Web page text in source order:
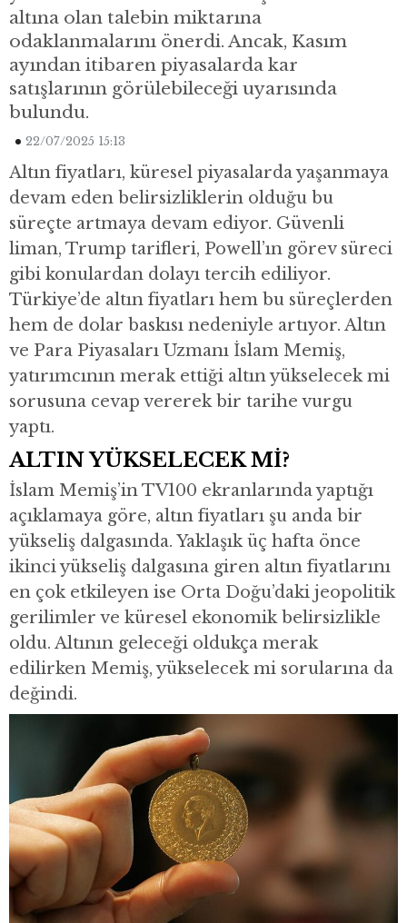
altına olan talebin miktarına
odaklanmalarını önerdi. Ancak, Kasım
ayından itibaren piyasalarda kar
satışlarının görülebileceği uyarısında
bulundu.
22/07/2025 15:13
Altın fiyatları, küresel piyasalarda yaşanmaya
devam eden belirsizliklerin olduğu bu
süreçte artmaya devam ediyor. Güvenli
liman, Trump tarifleri, Powell’ın görev süreci
gibi konulardan dolayı tercih ediliyor.
Türkiye’de altın fiyatları hem bu süreçlerden
hem de dolar baskısı nedeniyle artıyor. Altın
ve Para Piyasaları Uzmanı İslam Memiş,
yatırımcının merak ettiği altın yükselecek mi
sorusuna cevap vererek bir tarihe vurgu
yaptı.
ALTIN YÜKSELECEK Mİ?
İslam Memiş’in TV100 ekranlarında yaptığı
açıklamaya göre, altın fiyatları şu anda bir
yükseliş dalgasında. Yaklaşık üç hafta önce
ikinci yükseliş dalgasına giren altın fiyatlarını
en çok etkileyen ise Orta Doğu’daki jeopolitik
gerilimler ve küresel ekonomik belirsizlikle
oldu. Altının geleceği oldukça merak
edilirken Memiş, yükselecek mi sorularına da
değindi.